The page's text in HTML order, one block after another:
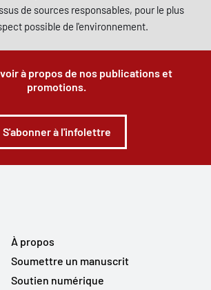
de sources responsables, pour le plus
possible de l'environnement.
à propos de nos publications et
promotions.
S'abonner à l'infolettre
À propos
Soumettre un manuscrit
Soutien numérique